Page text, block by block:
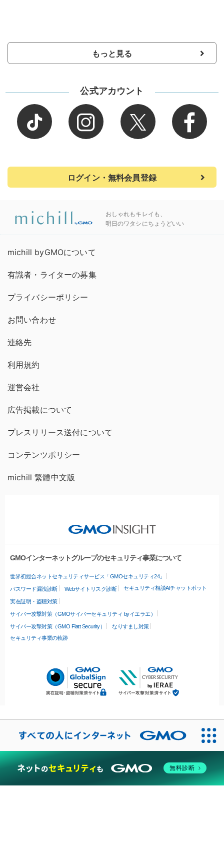
もっと見る
公式アカウント
ログイン・無料会員登録
おしゃれもキレイも、
明日のワタシにちょうどいい
michill byGMOについて
有識者・ライターの募集
プライバシーポリシー
お問い合わせ
連絡先
利用規約
運営会社
広告掲載について
プレスリリース送付について
コンテンツポリシー
michill 繁體中文版
GMOインターネットグループのセキュリティ事業について
世界初総合ネットセキュリティサービス「GMOセキュリティ24」
パスワード漏洩診断 Webサイトリスク診断 セキュリティ相談AIチャットボット
実在証明・盗聴対策
サイバー攻撃対策（GMOサイバーセキュリティ byイエラエ）
サイバー攻撃対策（GMO Flatt Security）
なりすまし対策
セキュリティ事業の軌跡
無料診断